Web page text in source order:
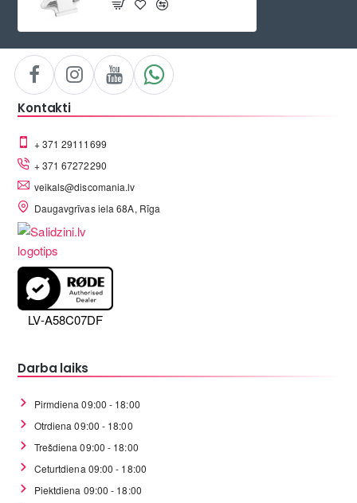
Kontakti
+ 371 29111699
+ 371 67272290
veikals@discomania.lv
Daugavgrīvas iela 68A, Rīga
LV-A58C07DF
Darba laiks
Pirmdiena 09:00 - 18:00
Otrdiena 09:00 - 18:00
Trešdiena 09:00 - 18:00
Ceturtdiena 09:00 - 18:00
Piektdiena 09:00 - 18:00